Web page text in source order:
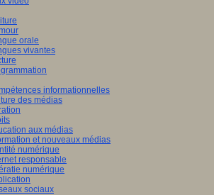
orale
vivantes
informationnelles
des médias
aux médias
et nouveaux médias
numérique
responsable
numérique
sociaux